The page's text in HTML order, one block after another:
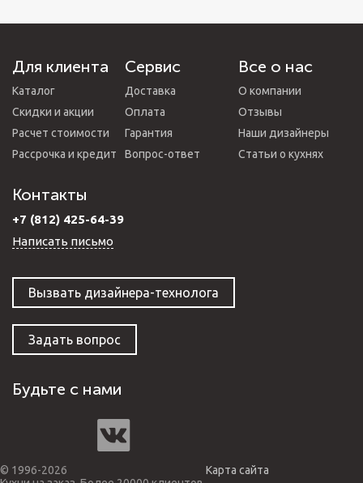
Для клиента
Каталог
Скидки и акции
Расчет стоимости
Рассрочка и кредит
Сервис
Доставка
Оплата
Гарантия
Вопрос-ответ
Все о нас
О компании
Отзывы
Наши дизайнеры
Статьи о кухнях
Контакты
+7 (812) 425-64-39
Написать письмо
Вызвать дизайнера-технолога
Задать вопрос
Будьте с нами
© 1996-2026
Карта сайта